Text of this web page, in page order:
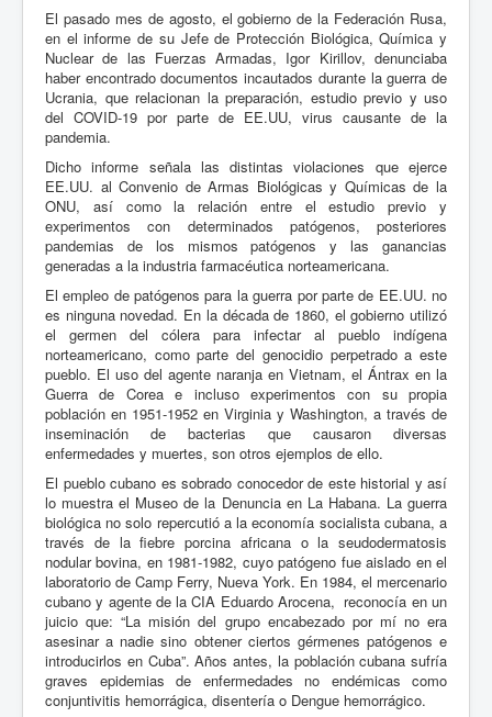
El pasado mes de agosto, el gobierno de la Federación Rusa,
en el informe de su Jefe de Protección Biológica, Química y
Nuclear de las Fuerzas Armadas, Igor Kirillov, denunciaba
haber encontrado documentos incautados durante la guerra de
Ucrania, que relacionan la preparación, estudio previo y uso
del COVID-19 por parte de EE.UU, virus causante de la
pandemia.
Dicho informe señala las distintas violaciones que ejerce
EE.UU. al Convenio de Armas Biológicas y Químicas de la
ONU, así como la relación entre el estudio previo y
experimentos con determinados patógenos, posteriores
pandemias de los mismos patógenos y las ganancias
generadas a la industria farmacéutica norteamericana.
El empleo de patógenos para la guerra por parte de EE.UU. no
es ninguna novedad. En la década de 1860, el gobierno utilizó
el germen del cólera para infectar al pueblo indígena
norteamericano, como parte del genocidio perpetrado a este
pueblo. El uso del agente naranja en Vietnam, el Ántrax en la
Guerra de Corea e incluso experimentos con su propia
población en 1951-1952 en Virginia y Washington, a través de
inseminación de bacterias que causaron diversas
enfermedades y muertes, son otros ejemplos de ello.
El pueblo cubano es sobrado conocedor de este historial y así
lo muestra el Museo de la Denuncia en La Habana. La guerra
biológica no solo repercutió a la economía socialista cubana, a
través de la fiebre porcina africana o la seudodermatosis
nodular bovina, en 1981-1982, cuyo patógeno fue aislado en el
laboratorio de Camp Ferry, Nueva York. En 1984, el mercenario
cubano y agente de la CIA Eduardo Arocena, reconocía en un
juicio que: “La misión del grupo encabezado por mí no era
asesinar a nadie sino obtener ciertos gérmenes patógenos e
introducirlos en Cuba”. Años antes, la población cubana sufría
graves epidemias de enfermedades no endémicas como
conjuntivitis hemorrágica, disentería o Dengue hemorrágico.